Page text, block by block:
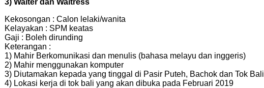
Kekosongan : Calon lelaki/wanita
Kelayakan : SPM keatas
Gaji : Boleh dirunding
Keterangan :
1) Mahir Berkomunikasi dan menulis (bahasa melayu dan inggeris)
2) Mahir menggunakan komputer
3) Diutamakan kepada yang tinggal di Pasir Puteh, Bachok dan Tok Bali
4) Lokasi kerja di tok bali yang akan dibuka pada Februari 2019